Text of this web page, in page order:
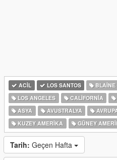
ACIL LOS SANTOS BLAINE
LOS ANGELES
CALIFORNIA
ASYA
AVUSTRALYA
KUZEY AMERIKA
GÜNEY
Tarih: Geçen Hafta